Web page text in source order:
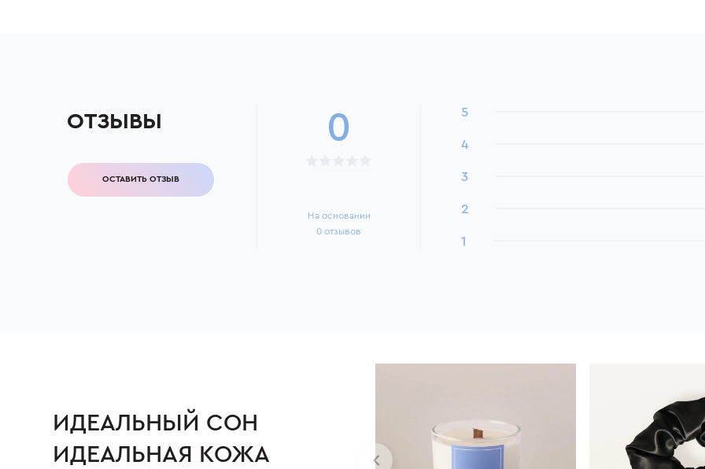
ОТЗЫВЫ
ОСТАВИТЬ ОТЗЫВ
0
На основании
0 отзывов
5
4
3
2
1
ИДЕАЛЬНЫЙ СОН
ИДЕАЛЬНАЯ КОЖА